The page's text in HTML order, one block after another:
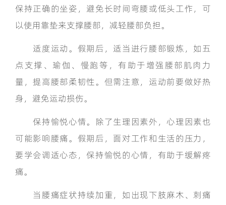
保持正确的坐姿，避免长时间弯腰或低头工作，可
以使用靠垫来支撑腰部，减轻腰部负担。
适度运动。假期后，适当进行腰部锻炼，如五
点支撑、瑜伽、慢跑等，有助于增强腰部肌肉力
量，提高腰部柔韧性。但需注意，运动前要做好热
身，避免运动损伤。
保持愉悦心情。除了生理因素外，心理因素也
可能影响腰痛。假期后，面对工作和生活的压力，
要学会调适心态，保持愉悦的心情，有助于缓解疼
痛。
当腰痛症状持续加重，如出现下肢麻木、刺痛